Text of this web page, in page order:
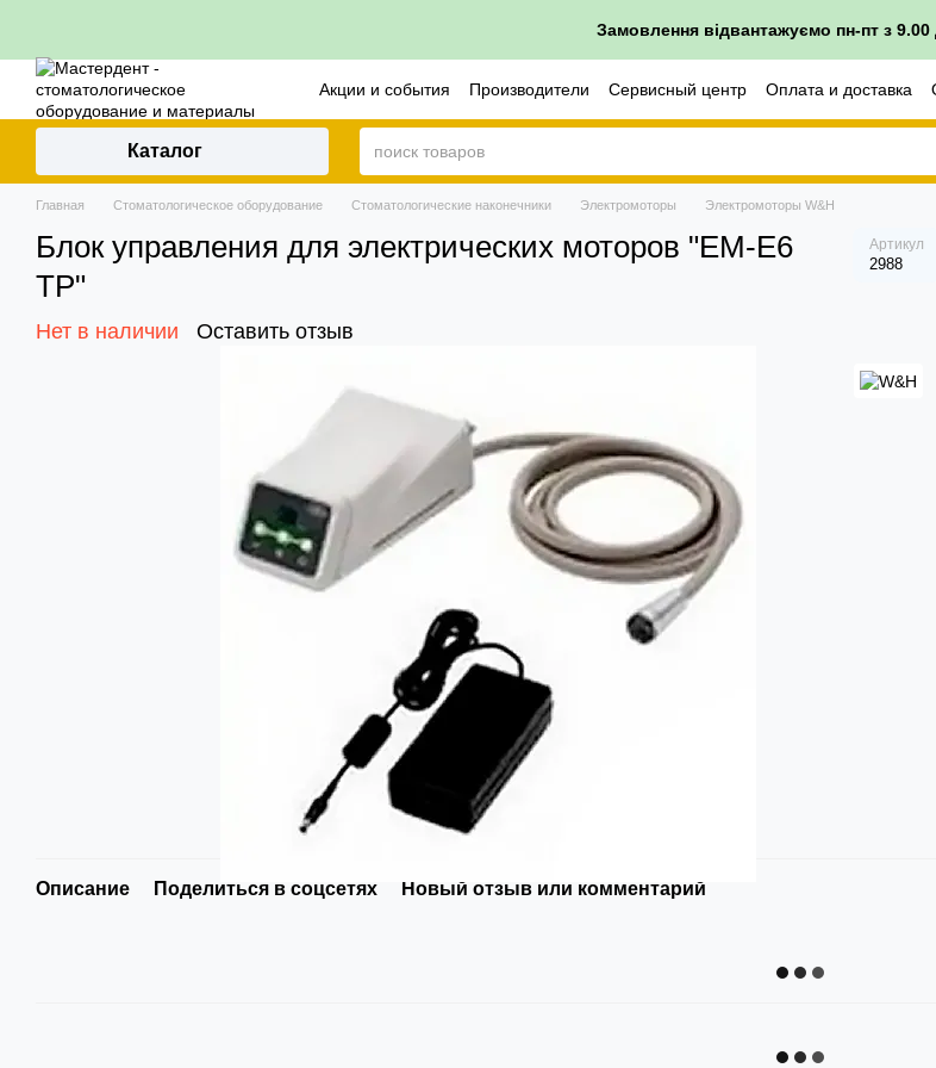
Замовлення відвантажуємо пн-пт з 9.00
Акции и события Производители Сервисный центр Оплата и доставка
Каталог
Главная Стоматологическое оборудование Стоматологические наконечники Электромоторы Электромоторы W&H
Блок управления для электрических моторов "ЕM-E6
ТР"
Артикул
2988
Нет в наличии Оставить отзыв
Описание Поделиться в соцсетях Новый отзыв или комментарий